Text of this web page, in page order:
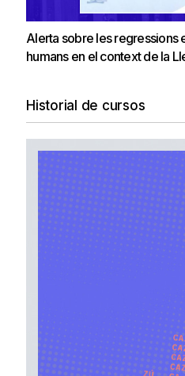
Alerta sobre les regressions
humans en el context de la
Historial de cursos